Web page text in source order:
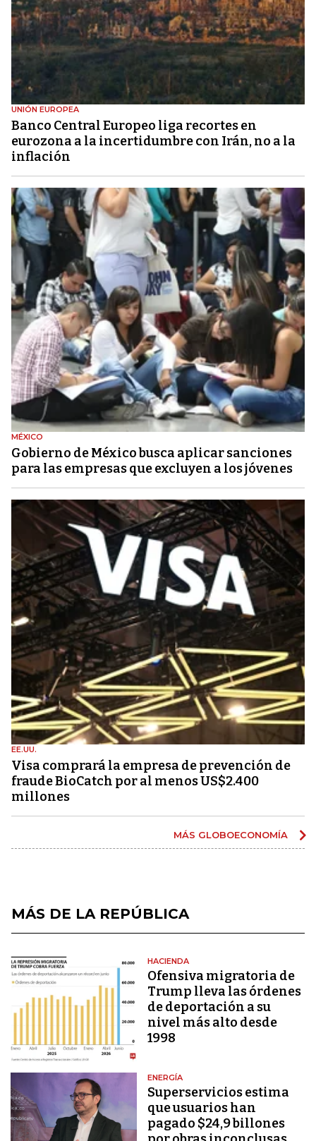
UNIÓN EUROPEA
Banco Central Europeo liga recortes en
eurozona a la incertidumbre con Irán, no a la
inflación
MÉXICO
Gobierno de México busca aplicar sanciones
para las empresas que excluyen a los jóvenes
EE.UU.
Visa comprará la empresa de prevención de
fraude BioCatch por al menos US$2.400
millones
MÁS GLOBOECONOMÍA
MÁS DE LA REPÚBLICA
HACIENDA
Ofensiva migratoria de
Trump lleva las órdenes
de deportación a su
nivel más alto desde
1998
ENERGÍA
Superservicios estima
que usuarios han
pagado $24,9 billones